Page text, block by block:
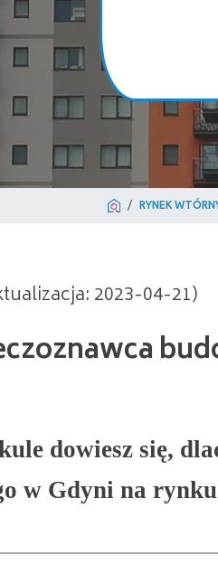
RYNEK
2023-04-21)
dowiesz się,
w Gdyni na